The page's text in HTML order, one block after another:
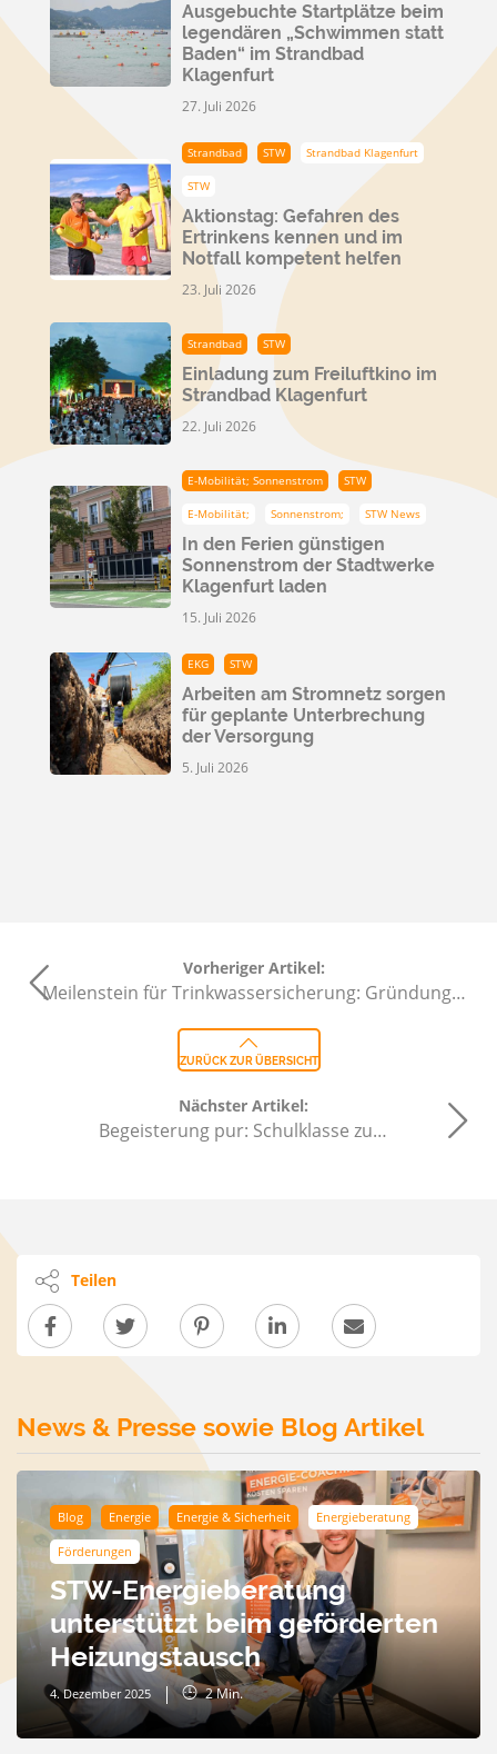
Ausgebuchte Startplätze beim
legendären „Schwimmen statt
Baden“ im Strandbad
Klagenfurt
27. Juli 2026
Strandbad STW Strandbad Klagenfurt
STW
Aktionstag: Gefahren des
Ertrinkens kennen und im
Notfall kompetent helfen
23. Juli 2026
Strandbad STW
Einladung zum Freiluftkino im
Strandbad Klagenfurt
22. Juli 2026
E-Mobilität; Sonnenstrom STW
E-Mobilität; Sonnenstrom; STW News
In den Ferien günstigen
Sonnenstrom der Stadtwerke
Klagenfurt laden
15. Juli 2026
EKG STW
Arbeiten am Stromnetz sorgen
für geplante Unterbrechung
der Versorgung
5. Juli 2026
Vorheriger Artikel:
Meilenstein für Trinkwassersicherung: Gründung…
ZURÜCK ZUR ÜBERSICHT
Nächster Artikel:
Begeisterung pur: Schulklasse zu…
Teilen
News & Presse sowie Blog Artikel
Blog Energie Energie & Sicherheit Energieberatung
Förderungen
STW-Energieberatung
unterstützt beim geförderten
Heizungstausch
4. Dezember 2025 2Min.